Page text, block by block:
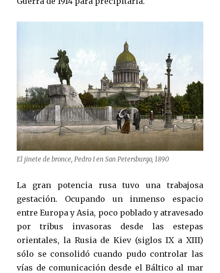
El jinete de bronce, Pedro I en San Petersburgo, 1890
La gran potencia rusa tuvo una trabajosa
gestación. Ocupando un inmenso espacio
entre Europa y Asia, poco poblado y atravesado
por tribus invasoras desde las estepas
orientales, la Rusia de Kiev (siglos IX a XIII)
sólo se consolidó cuando pudo controlar las
vías de comunicación desde el Báltico al mar